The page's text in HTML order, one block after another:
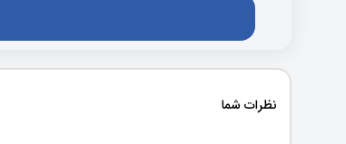
نظرات شما